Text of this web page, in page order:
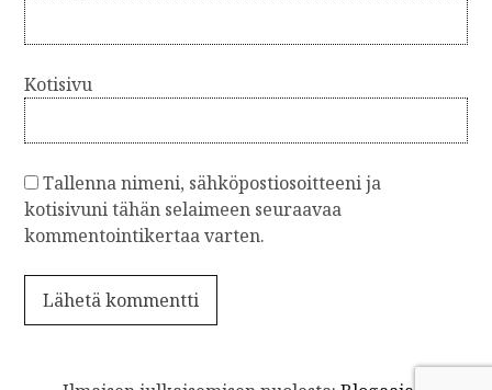
Kotisivu
Tallenna nimeni, sähköpostiosoitteeni ja
kotisivuni tähän selaimeen seuraavaa
kommentointikertaa varten.